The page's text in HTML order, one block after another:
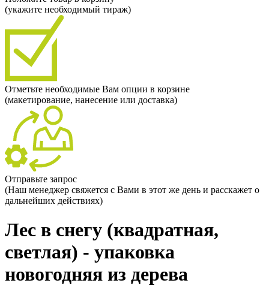
(укажите необходимый тираж)
Отметьте необходимые Вам опции в корзине
(макетирование, нанесение или доставка)
Отправьте запрос
(Наш менеджер свяжется с Вами в этот же день и расскажет о
дальнейших действиях)
Лес в снегу (квадратная,
светлая) - упаковка
новогодняя из дерева